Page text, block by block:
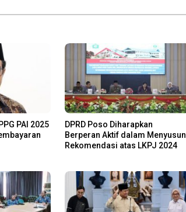
PAI 2025
DPRD Poso Diharapkan
Berperan Aktif dalam Menyusun
Rekomendasi atas LKPJ 2024